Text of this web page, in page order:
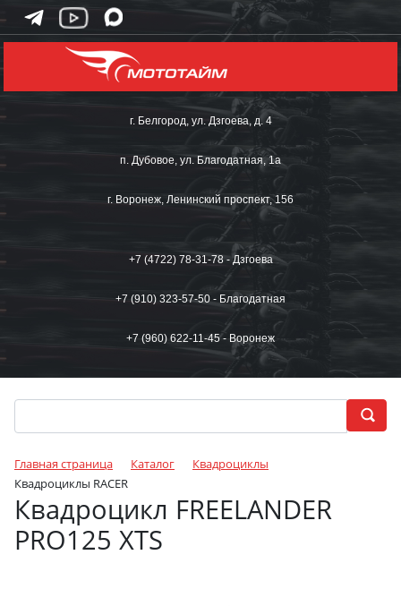
г. Белгород, ул. Дзгоева, д. 4
п. Дубовое, ул. Благодатная, 1а
г. Воронеж, Ленинский проспект, 156
+7 (4722) 78-31-78 - Дзгоева
+7 (910) 323-57-50 - Благодатная
+7 (960) 622-11-45 - Воронеж
Главная страница Каталог
Квадроциклы
Квадроциклы RACER
Квадроцикл FREELANDER
PRO125 XTS